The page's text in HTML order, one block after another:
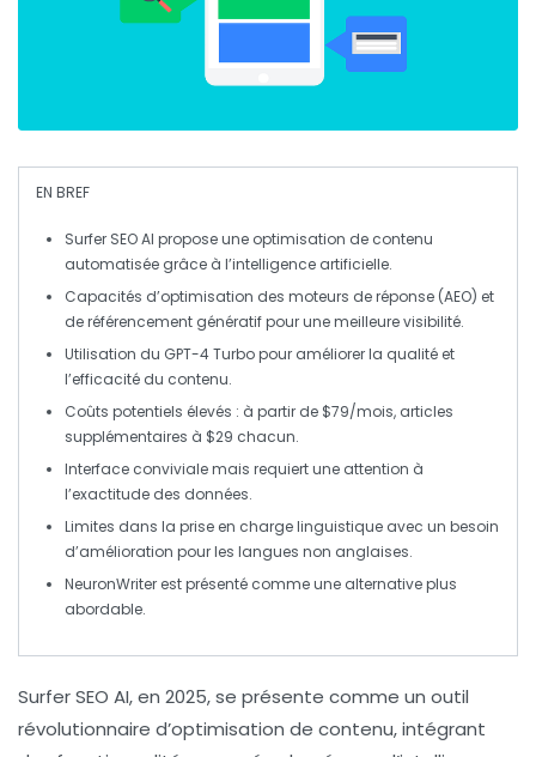
EN BREF
Surfer SEO AI propose une optimisation de contenu
automatisée grâce à l’intelligence artificielle.
Capacités d’optimisation des moteurs de réponse (AEO) et
deréférencement génératifpour une meilleure visibilité.
Utilisation du GPT-4 Turbopour améliorer la qualité et
l’efficacité du contenu.
Coûts potentiels élevés : à partir de $79/mois, articles
supplémentaires à $29 chacun.
Interface conviviale mais requiert une attention à
l’exactitude des données.
Limites dans la prise en charge linguistique avec un besoin
d’amélioration pour les langues non anglaises.
NeuronWriter est présenté comme une alternative plus
abordable.
Surfer SEO AI, en 2025, se présente comme un outil
révolutionnaire d’optimisation de contenu, intégrant